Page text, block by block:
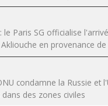
le Paris SG officialise
Akliouche en provenance
condamne la Russie et
des zones civiles